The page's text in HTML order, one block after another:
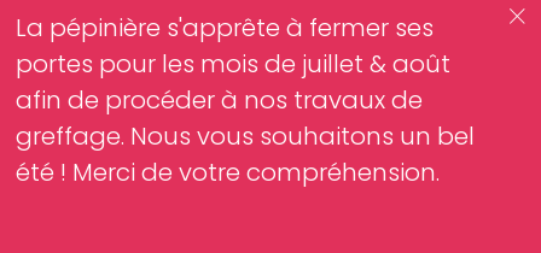
La pépinière s'apprête à fermer ses
portes pour les mois de juillet & août
afin de procéder à nos travaux de
greffage. Nous vous souhaitons un bel
été ! Merci de votre compréhension.
c